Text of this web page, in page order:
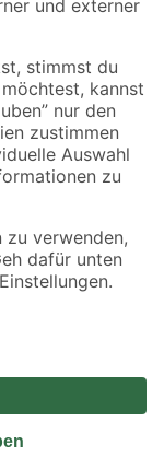
Angebote sind unter
beziehen
Speditionsversand, hier
widerrufen